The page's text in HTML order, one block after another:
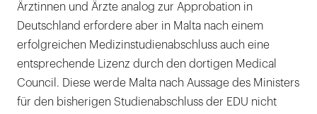
Ärztinnen und Ärzte analog zur Approbation in
Deutschland erfordere aber in Malta nach einem
erfolgreichen Medizinstudienabschluss auch eine
entsprechende Lizenz durch den dortigen Medical
Council. Diese werde Malta nach Aussage des Ministers
für den bisherigen Studienabschluss der EDU nicht